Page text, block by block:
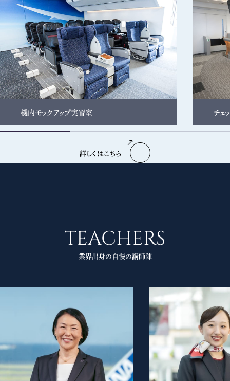
機内モックアップ実習室 チェ
詳しくはこちら
TEACHERS
業界出身の自慢の講師陣